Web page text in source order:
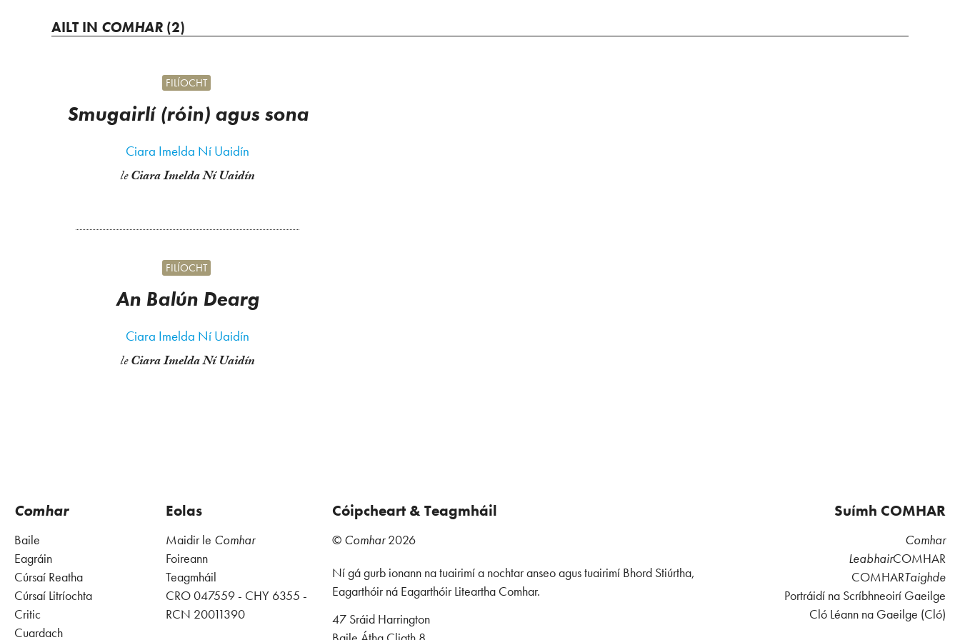
AILT IN COMHAR (2)
Smugairlí (róin) agus sona
FILÍOCHT
Ciara Imelda Ní Uaidín
leCiara Imelda Ní Uaidín
An Balún Dearg
FILÍOCHT
Ciara Imelda Ní Uaidín
leCiara Imelda Ní Uaidín
Comhar
Baile
Eagráin
Cúrsaí Reatha
Cúrsaí Litríochta
Critic
Cuardach
Eolas
Maidir le Comhar
Foireann
Teagmháil
CRO 047559 - CHY 6355 -
RCN 20011390
Cóipcheart & Teagmháil
© Comhar2026
Ní gá gurb ionann na tuairimí a nochtar anseo agus tuairimí Bhord Stiúrtha,
Eagarthóir ná Eagarthóir Liteartha Comhar.
47 Sráid Harrington
Suímh COMHAR
Comhar
LeabhairCOMHAR
COMHARTaighde
Portráidí na Scríbhneoirí Gaeilge
Cló Léann na Gaeilge (Cló)